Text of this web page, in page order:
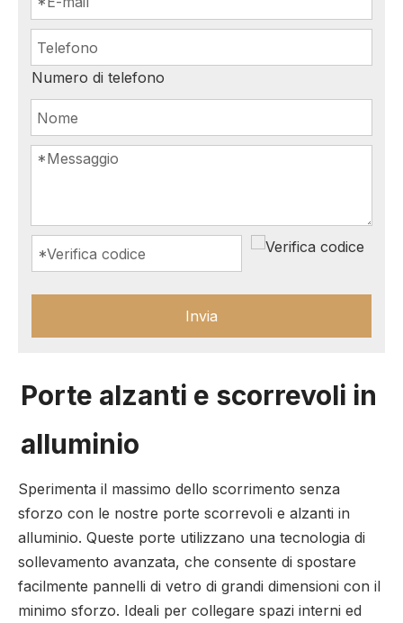
Numero di telefono
Invia
Porte alzanti e scorrevoli in
alluminio
Sperimenta il massimo dello scorrimento senza
sforzo con le nostre porte scorrevoli e alzanti in
alluminio. Queste porte utilizzano una tecnologia di
sollevamento avanzata, che consente di spostare
facilmente pannelli di vetro di grandi dimensioni con il
minimo sforzo. Ideali per collegare spazi interni ed